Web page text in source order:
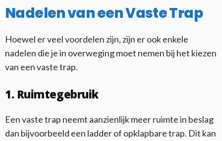
Nadelen van een Vaste Trap
Hoewel er veel voordelen zijn, zijn er ook enkele
nadelen die je in overweging moet nemen bij het kiezen
van een vaste trap.
1. Ruimtegebruik
Een vaste trap neemt aanzienlijk meer ruimte in beslag
dan bijvoorbeeld een ladder of opklapbare trap. Dit kan